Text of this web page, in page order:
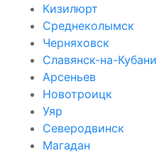
Кизилюрт
Среднеколымск
Черняховск
Славянск-на-Кубани
Арсеньев
Новотроицк
Уяр
Северодвинск
Магадан